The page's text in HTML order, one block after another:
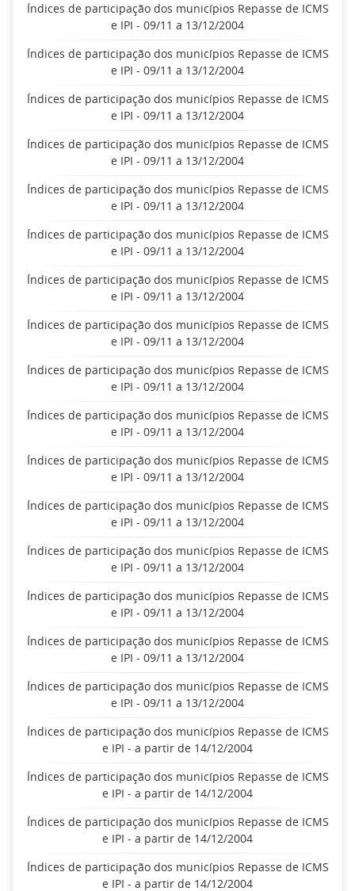
Índices de participação dos municípios Repasse de ICMS
e IPI - 09/11 a 13/12/2004
Índices de participação dos municípios Repasse de ICMS
e IPI - 09/11 a 13/12/2004
Índices de participação dos municípios Repasse de ICMS
e IPI - 09/11 a 13/12/2004
Índices de participação dos municípios Repasse de ICMS
e IPI - 09/11 a 13/12/2004
Índices de participação dos municípios Repasse de ICMS
e IPI - 09/11 a 13/12/2004
Índices de participação dos municípios Repasse de ICMS
e IPI - 09/11 a 13/12/2004
Índices de participação dos municípios Repasse de ICMS
e IPI - 09/11 a 13/12/2004
Índices de participação dos municípios Repasse de ICMS
e IPI - 09/11 a 13/12/2004
Índices de participação dos municípios Repasse de ICMS
e IPI - 09/11 a 13/12/2004
Índices de participação dos municípios Repasse de ICMS
e IPI - 09/11 a 13/12/2004
Índices de participação dos municípios Repasse de ICMS
e IPI - 09/11 a 13/12/2004
Índices de participação dos municípios Repasse de ICMS
e IPI - 09/11 a 13/12/2004
Índices de participação dos municípios Repasse de ICMS
e IPI - 09/11 a 13/12/2004
Índices de participação dos municípios Repasse de ICMS
e IPI - 09/11 a 13/12/2004
Índices de participação dos municípios Repasse de ICMS
e IPI - 09/11 a 13/12/2004
Índices de participação dos municípios Repasse de ICMS
e IPI - 09/11 a 13/12/2004
Índices de participação dos municípios Repasse de ICMS
e IPI - a partir de 14/12/2004
Índices de participação dos municípios Repasse de ICMS
e IPI - a partir de 14/12/2004
Índices de participação dos municípios Repasse de ICMS
e IPI - a partir de 14/12/2004
Índices de participação dos municípios Repasse de ICMS
e IPI - a partir de 14/12/2004